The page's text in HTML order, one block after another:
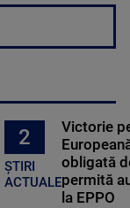
2
ȘTIRI
ACTUALE
Victorie
obligată
permită
la EPPO